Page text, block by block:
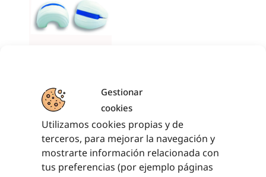
Gestionar
cookies
Utilizamos cookies propias y de
terceros, para mejorar la navegación y
mostrarte información relacionada con
tus preferencias (por ejemplo páginas
12,09
14,63€ iva incl.)
AÑADIR AL
CARRITO